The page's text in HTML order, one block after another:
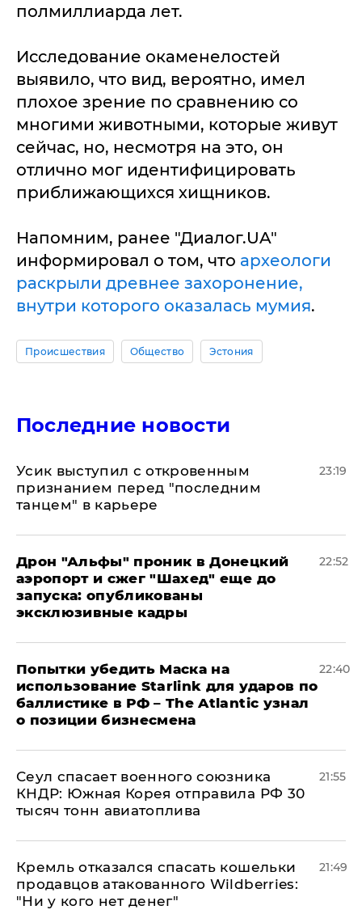
полмиллиарда лет.
Исследование окаменелостей
выявило, что вид, вероятно, имел
плохое зрение по сравнению со
многими животными, которые живут
сейчас, но, несмотря на это, он
отлично мог идентифицировать
приближающихся хищников.
Напомним, ранее "Диалог.UA"
информировал о том, что археологи
раскрыли древнее захоронение,
внутри которого оказалась мумия.
Происшествия Общество Эстония
Последние новости
Усик выступил с откровенным
признанием перед "последним
танцем" в карьере
23:19
Дрон "Альфы" проник в Донецкий
аэропорт и сжег "Шахед" еще до
запуска: опубликованы
эксклюзивные кадры
22:52
Попытки убедить Маска на
использование Starlink для ударов по
баллистике в РФ – The Atlantic узнал
о позиции бизнесмена
22:40
​Сеул спасает военного союзника
КНДР: Южная Корея отправила РФ 30
тысяч тонн авиатоплива
21:55
Кремль отказался спасать кошельки
продавцов атакованного Wildberries:
"Ни у кого нет денег"
21:49